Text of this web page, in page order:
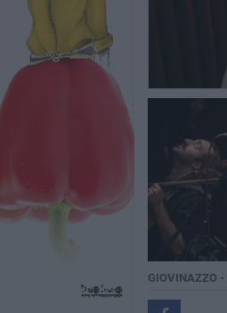
GIOVINAZZO -